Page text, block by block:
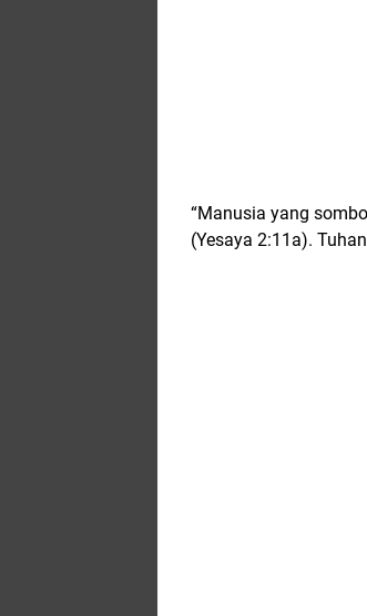
“Manusia yang
(Yesaya 2:11a).